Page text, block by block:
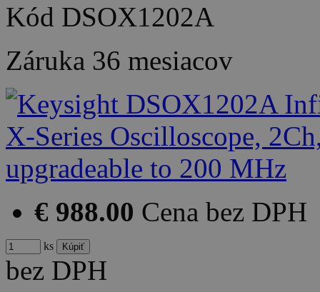
Kód DSOX1202A
Záruka 36 mesiacov
€ 988.00 Cena bez DPH
ks
bez DPH